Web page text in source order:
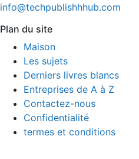
info@techpublishhhub.com
Plan du site
Maison
Les sujets
Derniers livres blancs
Entreprises de A à Z
Contactez-nous
Confidentialité
termes et conditions